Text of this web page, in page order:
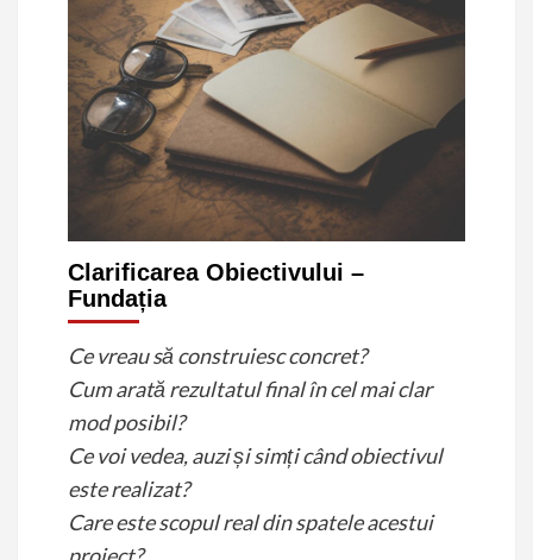
Clarificarea Obiectivului –
Fundația
Ce vreau să construiesc concret?
Cum arată rezultatul final în cel mai clar
mod posibil?
Ce voi vedea, auzi și simți când obiectivul
este realizat?
Care este scopul real din spatele acestui